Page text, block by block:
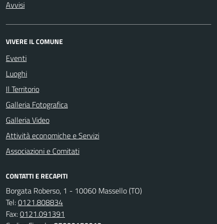
Avvisi
VIVERE IL COMUNE
Eventi
Luoghi
Il Territorio
Galleria Fotografica
Galleria Video
Attività economiche e Servizi
Associazioni e Comitati
CONTATTI E RECAPITI
Borgata Roberso, 1 - 10060 Massello (TO)
Tel:0121.808834
Fax:0121.091391